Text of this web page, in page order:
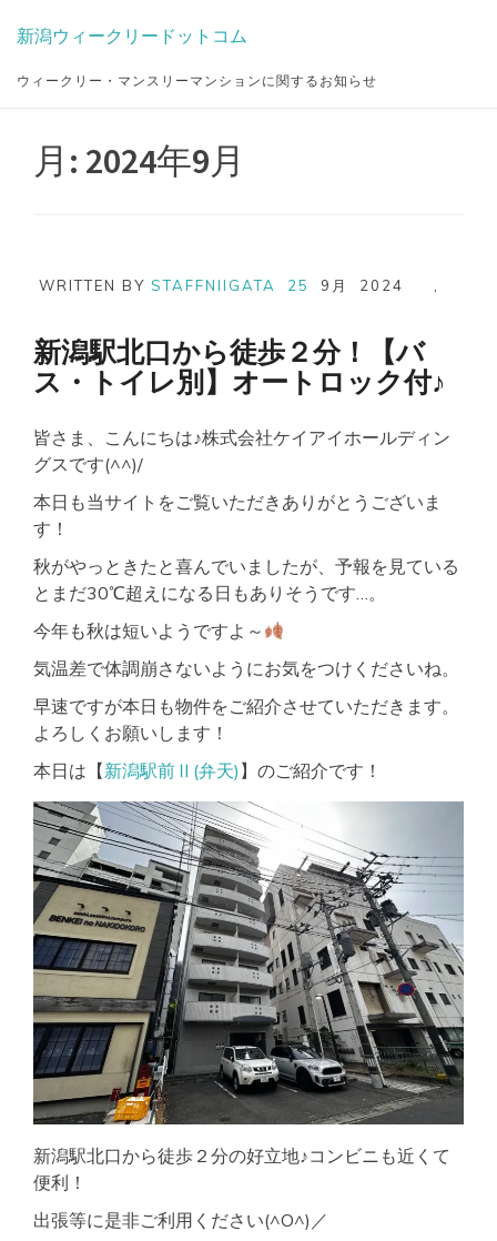
新潟ウィークリードットコム
ウィークリー・マンスリーマンションに関するお知らせ
月: 2024年9月
WRITTEN BY STAFFNIIGATA 25 9月 ,
2024
新潟駅北口から徒歩２分！【バ
ス・トイレ別】オートロック付♪
皆さま、こんにちは♪株式会社ケイアイホールディン
グスです(^^)/
本日も当サイトをご覧いただきありがとうございま
す！
秋がやっときたと喜んでいましたが、予報を見ている
とまだ30℃超えになる日もありそうです…。
今年も秋は短いようですよ～
気温差で体調崩さないようにお気をつけくださいね。
早速ですが本日も物件をご紹介させていただきます。
よろしくお願いします！
本日は【新潟駅前Ⅱ(弁天) 】のご紹介です！
新潟駅北口から徒歩２分の好立地♪コンビニも近くて
便利！
出張等に是非ご利用ください(^O^)／